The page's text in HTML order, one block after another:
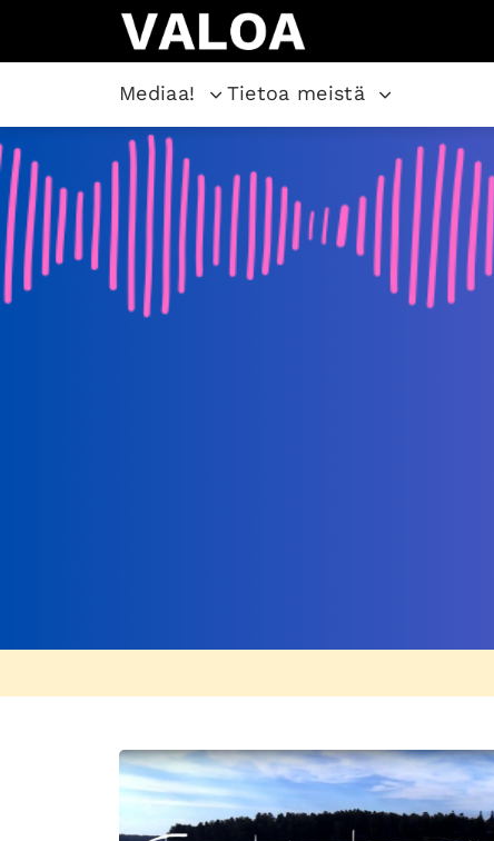
Mediaa! Tietoa meistä